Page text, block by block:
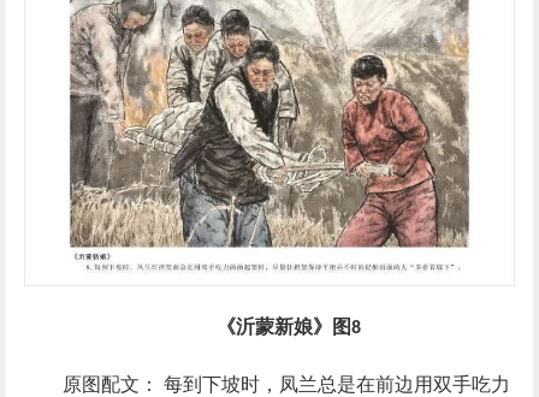
《沂蒙新娘》图8
原图配文：
每到下坡时，凤兰总是在前边用双手吃力